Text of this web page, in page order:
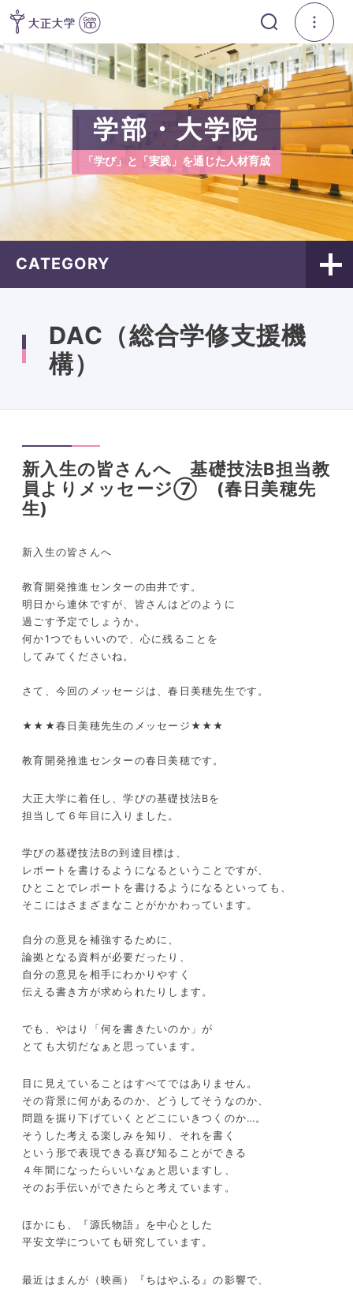
学部・大学院
「学び」と「実践」を通じた人材育成
CATEGORY
DAC（総合学修支援機
構）
新入生の皆さんへ 基礎技法B担当教
員よりメッセージ⑦ (春日美穂先
生)
新入生の皆さんへ
教育開発推進センターの由井です。
明日から連休ですが、皆さんはどのように
過ごす予定でしょうか。
何か1つでもいいので、心に残ることを
してみてくださいね。
さて、今回のメッセージは、春日美穂先生です。
★★★春日美穂先生のメッセージ★★★
教育開発推進センターの春日美穂です。
大正大学に着任し、学びの基礎技法Bを
担当して６年目に入りました。
学びの基礎技法Bの到達目標は、
レポートを書けるようになるということですが、
ひとことでレポートを書けるようになるといっても、
そこにはさまざまなことがかかわっています。
自分の意見を補強するために、
論拠となる資料が必要だったり、
自分の意見を相手にわかりやすく
伝える書き方が求められたりします。
でも、やはり「何を書きたいのか」が
とても大切だなぁと思っています。
目に見えていることはすべてではありません。
その背景に何があるのか、どうしてそうなのか、
問題を掘り下げていくとどこにいきつくのか…。
そうした考える楽しみを知り、それを書く
という形で表現できる喜び知ることができる
４年間になったらいいなぁと思いますし、
そのお手伝いができたらと考えています。
ほかにも、『源氏物語』を中心とした
平安文学についても研究しています。
最近はまんが（映画）『ちはやふる』の影響で、